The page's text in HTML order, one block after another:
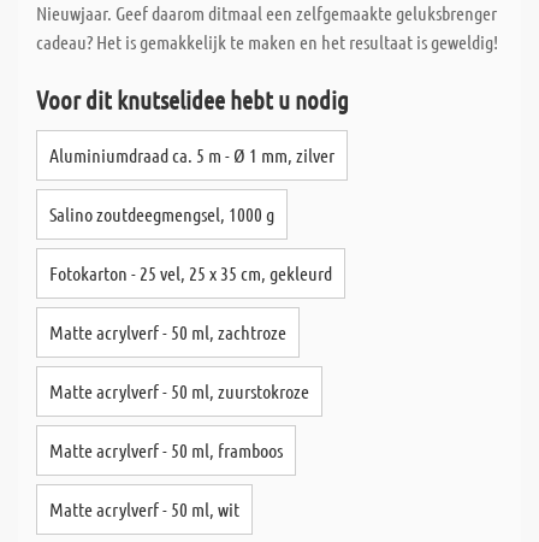
Nieuwjaar. Geef daarom ditmaal een zelfgemaakte geluksbrenger
cadeau? Het is gemakkelijk te maken en het resultaat is geweldig!
Voor dit knutselidee hebt u nodig
Aluminiumdraad ca. 5 m - Ø 1 mm, zilver
Salino zoutdeegmengsel, 1000 g
Fotokarton - 25 vel, 25 x 35 cm, gekleurd
Matte acrylverf - 50 ml, zachtroze
Matte acrylverf - 50 ml, zuurstokroze
Matte acrylverf - 50 ml, framboos
Matte acrylverf - 50 ml, wit